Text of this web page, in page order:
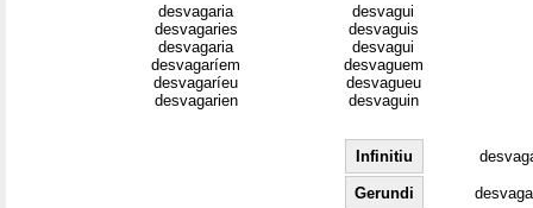
desvagaria
desvagaries
desvagaria
desvagaríem
desvagaríeu
desvagarien
desvagui
desvaguis
desvagui
desvaguem
desvagueu
desvaguin
Infinitiu
Gerundi